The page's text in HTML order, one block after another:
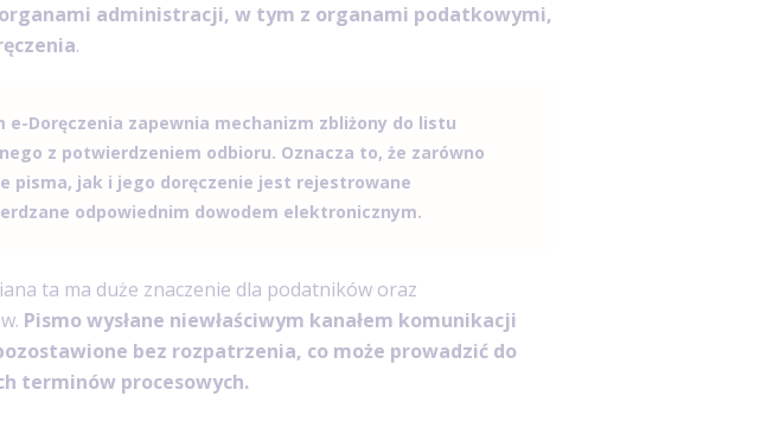
administracji, w tym z organami podatkowymi,
.
e-Doręczenia zapewnia mechanizm zbliżony do listu
z potwierdzeniem odbioru. Oznacza to, że zarówno
pisma, jak i jego doręczenie jest rejestrowane
odpowiednim dowodem elektronicznym.
ta ma duże znaczenie dla podatników oraz
Pismo wysłane niewłaściwym kanałem komunikacji
bez rozpatrzenia, co może prowadzić do
terminów procesowych.